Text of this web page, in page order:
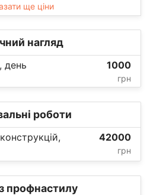
ще ціни
нагляд
день 1000
грн
роботи
42000
грн
профнастилу